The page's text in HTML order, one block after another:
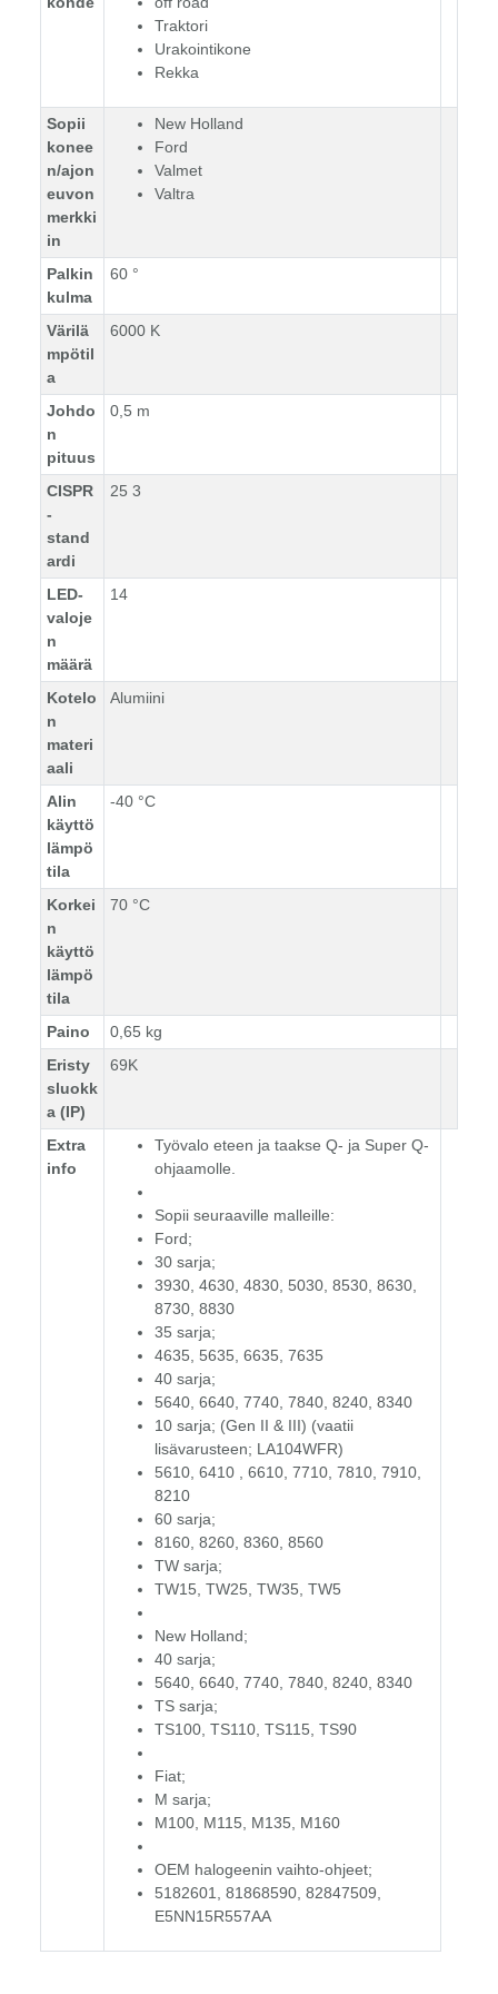
Traktori
Urakointikone
Rekka
Sopii
konee
n/ajon
euvon
merkki
in
New Holland
Ford
Valmet
Valtra
Palkin
kulma
60 °
Värilä
mpötil
a
6000 K
Johdo
n
pituus
0,5 m
CISPR
-
stand
ardi
25 3
LED-
valoje
n
määrä
14
Kotelo
n
materi
aali
Alumiini
Alin
käyttö
lämpö
tila
-40 °C
Korkei
n
käyttö
lämpö
tila
70 °C
Paino
0,65 kg
Eristy
sluokk
a (IP)
69K
Extra
info
Työvalo eteen ja taakse Q- ja Super Q-
ohjaamolle.
Sopii seuraaville malleille:
Ford;
30 sarja;
3930, 4630, 4830, 5030, 8530, 8630,
8730, 8830
35 sarja;
4635, 5635, 6635, 7635
40 sarja;
5640, 6640, 7740, 7840, 8240, 8340
10 sarja; (Gen II & III) (vaatii
lisävarusteen; LA104WFR)
5610, 6410 , 6610, 7710, 7810, 7910,
8210
60 sarja;
8160, 8260, 8360, 8560
TW sarja;
TW15, TW25, TW35, TW5
New Holland;
40 sarja;
5640, 6640, 7740, 7840, 8240, 8340
TS sarja;
TS100, TS110, TS115, TS90
Fiat;
M sarja;
M100, M115, M135, M160
OEM halogeenin vaihto-ohjeet;
5182601, 81868590, 82847509,
E5NN15R557AA